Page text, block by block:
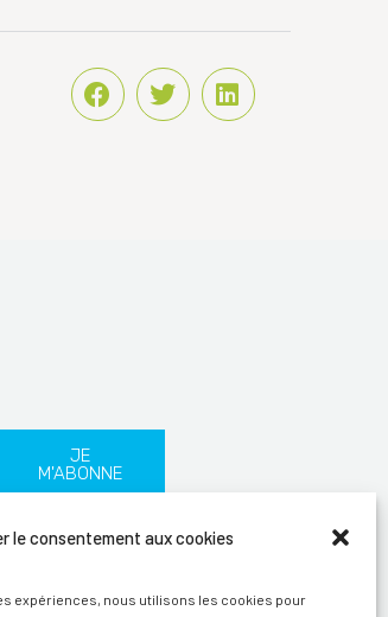
le consentement aux cookies
expériences, nous utilisons les cookies pour
JE
M'ABONNE